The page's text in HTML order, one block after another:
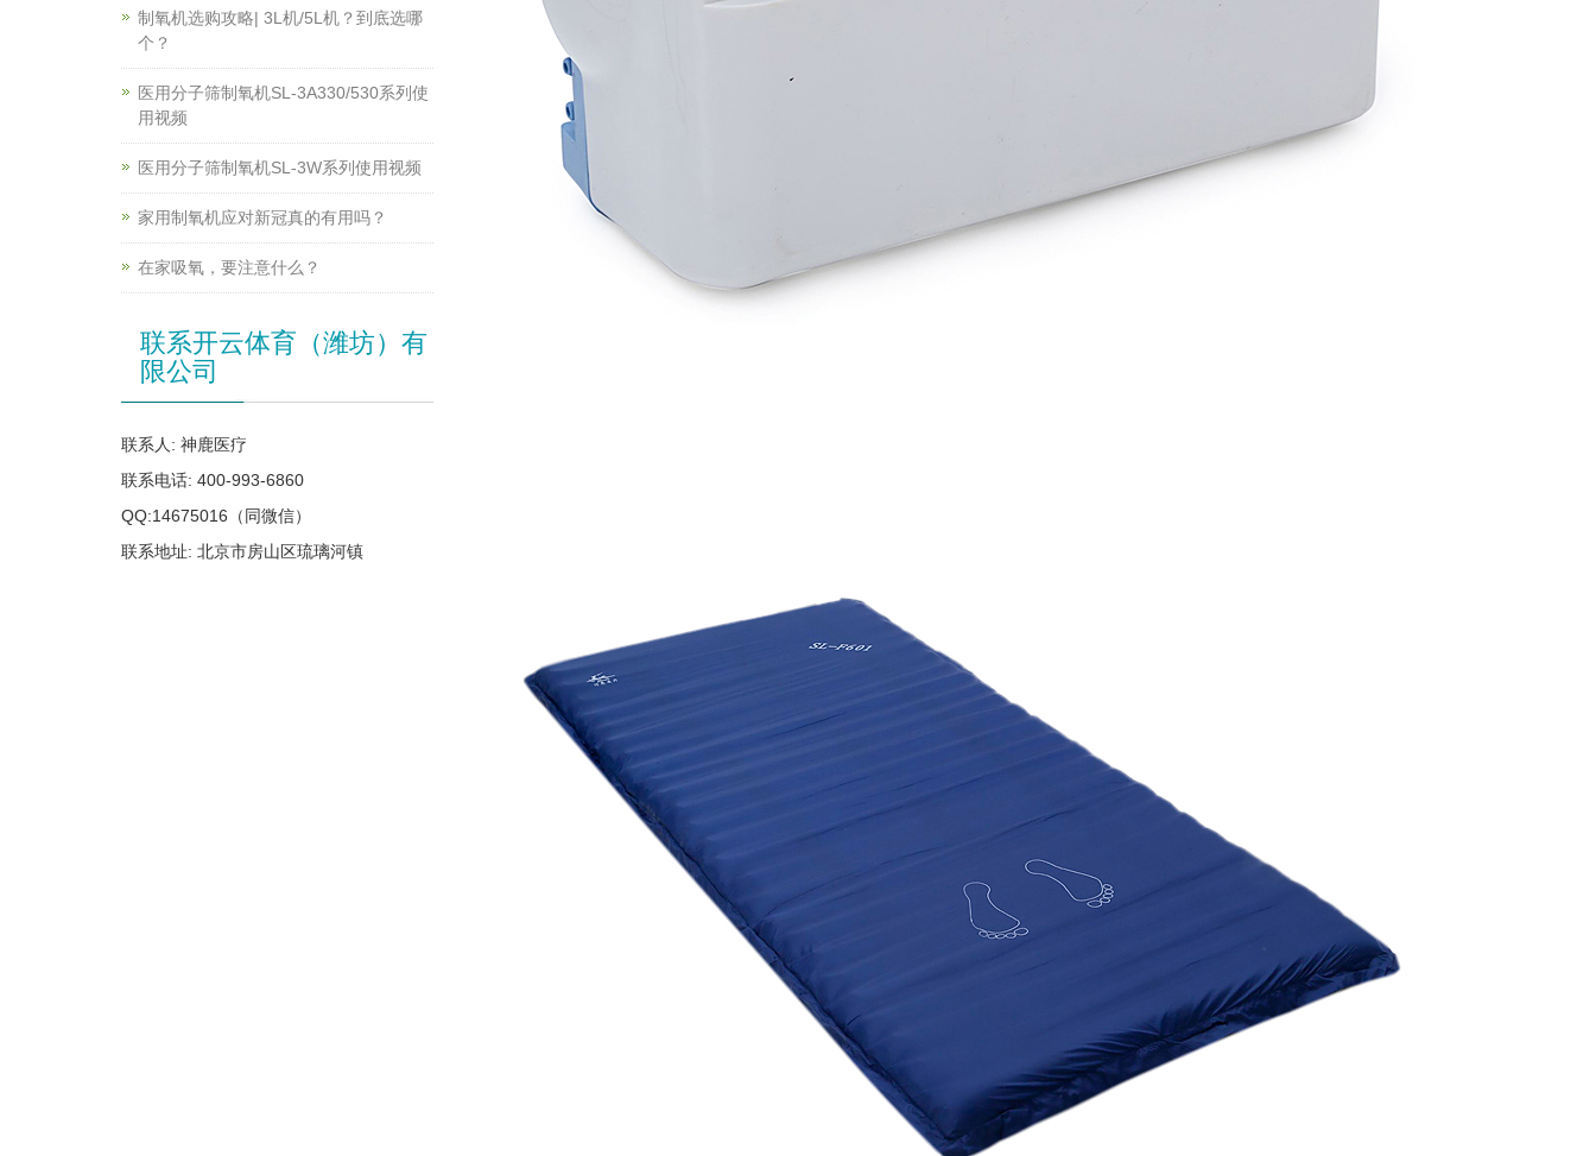
制氧机选购攻略| 3L机/5L机？到底选哪
个？
医用分子筛制氧机SL-3A330/530系列使
用视频
医用分子筛制氧机SL-3W系列使用视频
家用制氧机应对新冠真的有用吗？
在家吸氧，要注意什么？
联系开云体育（潍坊）有
限公司
联系人: 神鹿医疗
联系电话: 400-993-6860
QQ:14675016（同微信）
联系地址: 北京市房山区琉璃河镇